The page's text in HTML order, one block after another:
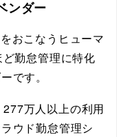
ンダー
おこなうヒューマ
勤怠管理に特化
です。
万人以上の利用
ウド勤怠管理シ